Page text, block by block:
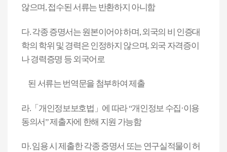
않으며,접수된 서류는 반환하지 아니함
다.각종 증명서는 원본이어야 하며,외국의 비 인증대
학의 학위 및 경력은 인정하지 않으며, 외국 자격증이
나 경력증명 등 외국어로
된 서류는 번역문을 첨부하여 제출
라.「 개인정보보호법 」 에 따라“개인정보 수집·이용
동의서”제출자에 한해 지원 가능함
마.임용 시 제출한 각종 증명서 또는 연구실적물이 허